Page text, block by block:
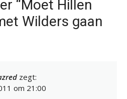
“Moet Hillen
Wilders gaan
zegt:
om 21:00